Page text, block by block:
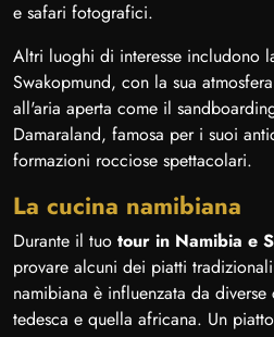
e safari fotografici.
Altri luoghi di interesse includono
Swakopmund, con la sua
all'aria aperta come il
Damaraland, famosa per i suoi
formazioni rocciose spettacolari.
La cucina namibiana
Durante il tuo tour in Namibia e
provare alcuni dei piatti
namibiana è influenzata da
tedesca e quella africana. Un